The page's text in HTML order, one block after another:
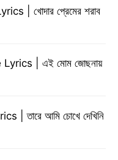
| খোদার প্রেমের শরাব
| এই মোম জোছনায়
তারে আমি চোখে দেখিনি